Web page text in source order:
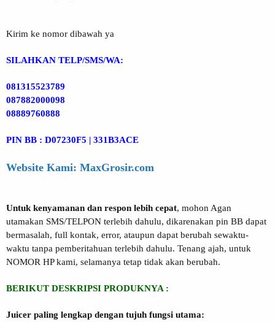
Kirim ke nomor dibawah ya
SILAHKAN TELP/SMS/WA:
081315523789
087882000098
08889760888
PIN BB : D07230F5 | 331B3ACE
Website Kami: MaxGrosir.com
Untuk kenyamanan dan respon lebih cepat, mohon Agan
utamakan SMS/TELPON terlebih dahulu, dikarenakan pin BB dapat
bermasalah, full kontak, error, ataupun dapat berubah sewaktu-
waktu tanpa pemberitahuan terlebih dahulu. Tenang ajah, untuk
NOMOR HP kami, selamanya tetap tidak akan berubah.
BERIKUT DESKRIPSI PRODUKNYA :
Juicer paling lengkap dengan tujuh fungsi utama: